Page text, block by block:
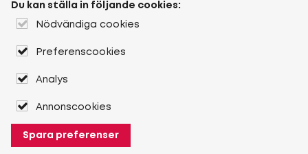
Du kan ställa in följande cookies:
Nödvändiga cookies
Preferenscookies
Analys
Annonscookies
Spara preferenser